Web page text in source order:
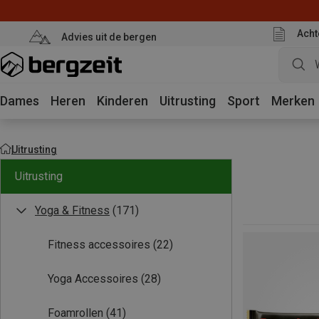
Advies uit de bergen
Dames Heren Kinderen Uitrusting Sport Merken
Uitrusting
Uitrusting
Yoga & Fitness (171)
Fitness accessoires (22)
Yoga Accessoires (28)
Foamrollen (41)